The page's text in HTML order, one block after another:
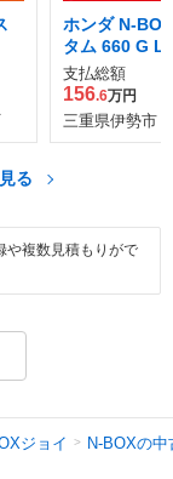
ホンダ N-
タム 660 G L
ホンダセンシ
支払総額
156.6万円
三重県伊勢市
る
や複数見積もりがで
ジョイ N-BOXの中